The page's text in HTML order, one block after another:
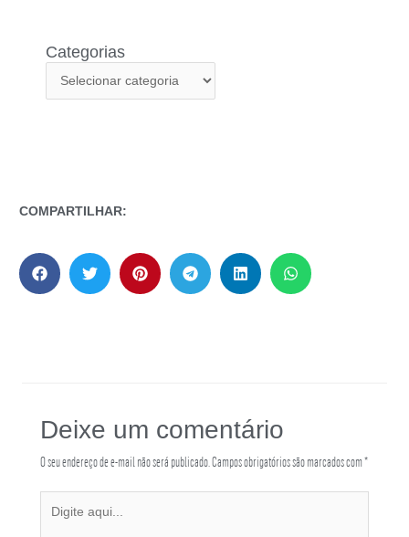
Categorias
COMPARTILHAR:
Deixe um comentário
O seu endereço de e-mail não será publicado. Campos obrigatórios são marcados com*